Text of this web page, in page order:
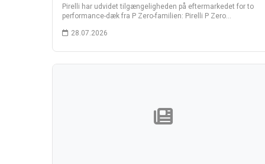
Pirelli har udvidet tilgængeligheden på eftermarkedet for to
performance-dæk fra P Zero-familien: Pirelli P Zero…
28.07.2026